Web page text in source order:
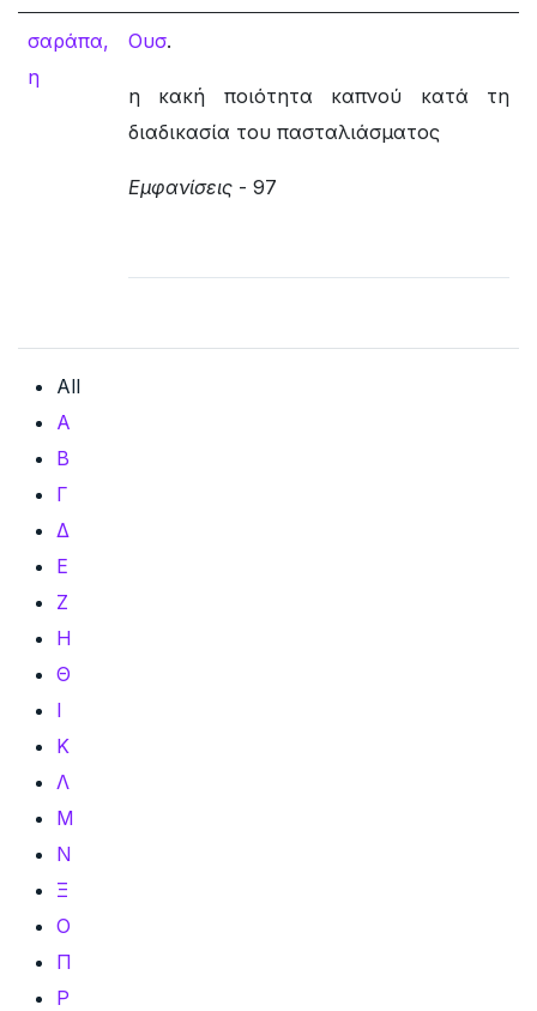
σαράπα,
η
Ουσ.
η κακή ποιότητα καπνού κατά τη
διαδικασία του πασταλιάσματος
Εμφανίσεις - 97
All
Α
Β
Γ
Δ
Ε
Ζ
Η
Θ
Ι
Κ
Λ
Μ
Ν
Ξ
Ο
Π
Ρ